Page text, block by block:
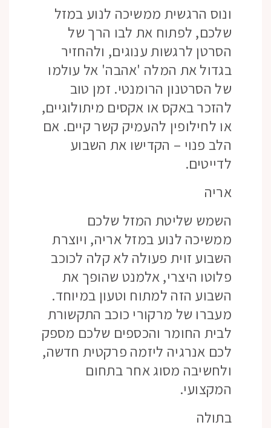
ונוס הרגשית ממשיכה לנוע במזל
שלכם, לפתוח את לבו הרך של
הסרטן לרגשות ענוגים, ולהחזיר
בגדול את המלה 'אהבה' אל עולמו
של הסרטנון הרומנטי. זמן טוב
להזכר באקס או אקסים מיתולוגיים,
או לחילופין להעמיק קשר קיים. אם
הלב פנוי – הקדישו את השבוע
לדייטים.
אריה
השמש שליטת המזל שלכם
ממשיכה לנוע במזל אריה, ויוצרת
השבוע זוית פעולה לא קלה לכוכב
פלוטו היצרי, אלמנט שהופך את
השבוע הזה למתוח וטעון במיוחד.
מעברו של מרקורי כוכב התקשורת
לבית החומר והכספים שלכם מספק
לכם אנרגיה ליזמה פרקטית חדשה,
ולחשיבה מסוג אחר בתחום
המקצועי.
בתולה